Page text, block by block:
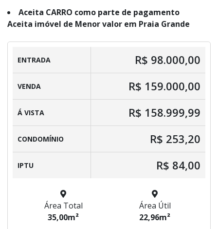
Aceita CARRO como parte de pagamento
Aceita imóvel de Menor valor em Praia Grande
ENTRADA R$ 98.000,00
VENDA R$ 159.000,00
Á VISTA R$ 158.999,99
CONDOMÍNIO R$ 253,20
IPTU R$ 84,00
Área Total
35,00m²
Área Útil
22,96m²